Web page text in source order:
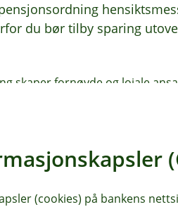
du bør tilby sparing
skaper fornøyde og lojale
hodene.
fortløpende, og reduserer
.
(cookies) på bankens